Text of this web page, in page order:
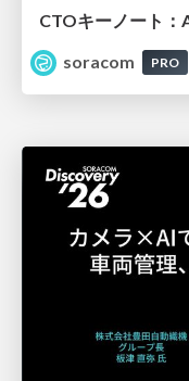
soracom
PRO